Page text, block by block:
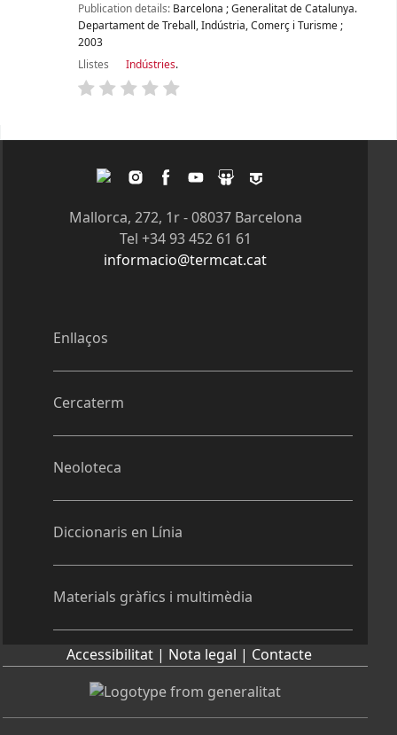
Publication details: Barcelona ;Generalitat de Catalunya.
Departament de Treball, Indústria, Comerç i Turisme;
2003
Llistes
Indústries.
Enllaços
Cercaterm
Neoloteca
Diccionaris en Línia
Materials gràfics i multimèdia
Mallorca, 272, 1r - 08037 Barcelona
Tel +34 93 452 61 61
informacio@termcat.cat
Accessibilitat | Nota legal | Contacte